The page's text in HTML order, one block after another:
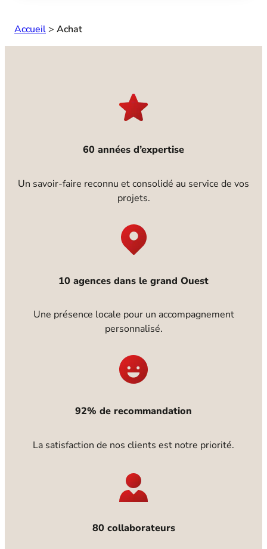
Accueil > Achat
60 années d’expertise
Un savoir-faire reconnu et consolidé au service de vos
projets.
10 agences dans le grand Ouest
Une présence locale pour un accompagnement
personnalisé.
92% de recommandation
La satisfaction de nos clients est notre priorité.
80 collaborateurs